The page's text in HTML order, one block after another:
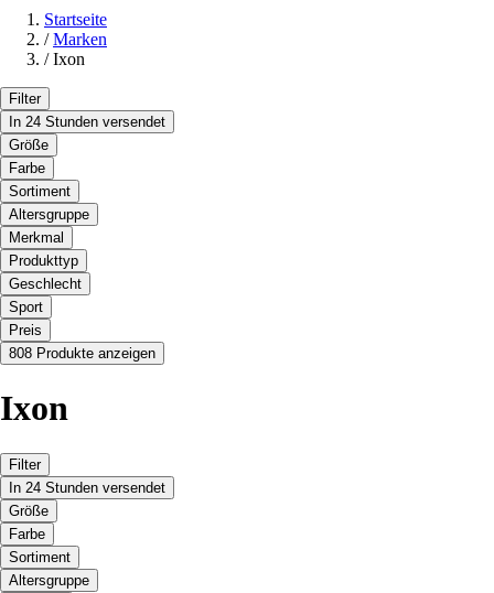
Startseite
/ Marken
/ Ixon
Filter
In 24 Stunden versendet
Größe
Farbe
Sortiment
Altersgruppe
Merkmal
Produkttyp
Geschlecht
Sport
Preis
808 Produkte anzeigen
Ixon
Filter
In 24 Stunden versendet
Größe
Farbe
Sortiment
Altersgruppe